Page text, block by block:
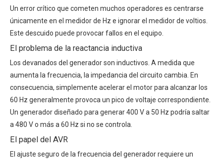
Un error crítico que cometen muchos operadores es centrarse
únicamente en el medidor de Hz e ignorar el medidor de voltios.
Este descuido puede provocar fallos en el equipo.
El problema de la reactancia inductiva
Los devanados del generador son inductivos. A medida que
aumenta la frecuencia, la impedancia del circuito cambia. En
consecuencia, simplemente acelerar el motor para alcanzar los
60 Hz generalmente provoca un pico de voltaje correspondiente.
Un generador diseñado para generar 400 V a 50 Hz podría saltar
a 480 V o más a 60 Hz si no se controla.
El papel del AVR
El ajuste seguro de la frecuencia del generadorrequiere un